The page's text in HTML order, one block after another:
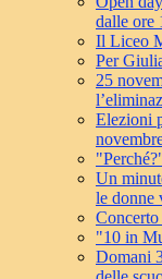
dalle ore
Il Liceo
Per
25
Elezioni
Un
le donne
"10 in
Domani